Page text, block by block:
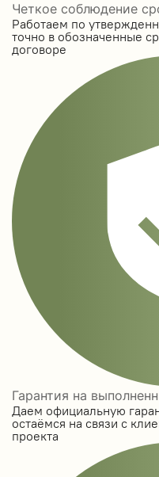
Четкое соблюдение
Работаем по
точно в обозначенные
договоре
Гарантия на
Даем официальную
остаёмся на связи с
проекта